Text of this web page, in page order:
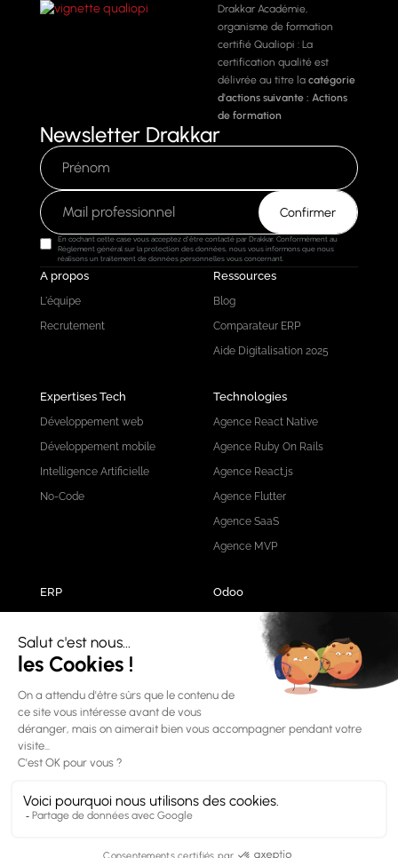
Drakkar Académie,
organisme de formation
certifié Qualiopi : La
certification qualité est
délivrée au titre la catégorie
d'actions suivante : Actions
de formation
Newsletter Drakkar
En cochant cette case vous acceptez d'être contacté par Drakkar. Conformément au
Règlement général sur la protection des données, nous vous informons que nous
réalisons un traitement de données personnelles vous concernant.
A propos
L'équipe
Recrutement
Ressources
Blog
Comparateur ERP
Aide Digitalisation 2025
Expertises Tech
Développement web
Développement mobile
Intelligence Artificielle
No-Code
Technologies
Agence React Native
Agence Ruby On Rails
Agence React.js
Agence Flutter
Agence SaaS
Agence MVP
ERP
ERP Logistique
ERP Industriel
ERP Comptabilité
CRM
Agence ERP Nantes
Agence ERP Vendée
Odoo
Agence Odoo
Modules Odoo
Nos produits IA
Nos réseaux